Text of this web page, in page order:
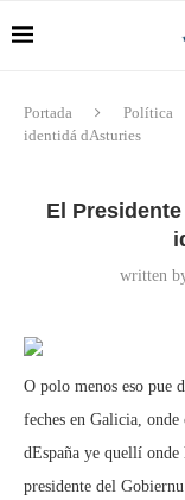
Portada Política
identidá dAsturies
El
written
O polo menos eso pue
feches en Galicia, onde
dEspaña ye quellí
presidente del Gobiernu